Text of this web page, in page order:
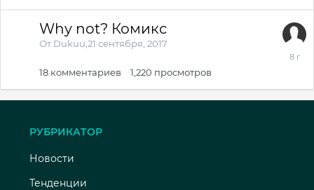
Why not? Комикс
От Dukuu 21 сентября, 2017
18 комментариев 1,220 просмотров
21
РУБРИКАТОР
Новости
Тенденции